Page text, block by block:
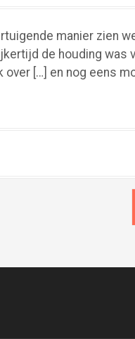
manier zien
de houding was
[…] en nog eens